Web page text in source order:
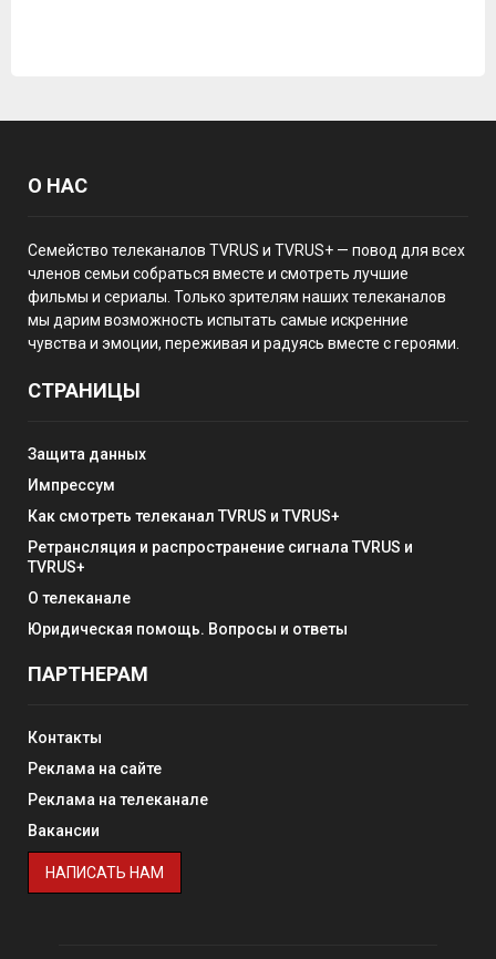
О НАС
Семейство телеканалов TVRUS и TVRUS+ — повод для всех
членов семьи собраться вместе и смотреть лучшие
фильмы и сериалы. Только зрителям наших телеканалов
мы дарим возможность испытать самые искренние
чувства и эмоции, переживая и радуясь вместе с героями.
СТРАНИЦЫ
Защита данных
Импрессум
Как смотреть телеканал TVRUS и TVRUS+
Ретрансляция и распространение сигнала TVRUS и
TVRUS+
О телеканале
Юридическая помощь. Вопросы и ответы
ПАРТНЕРАМ
Контакты
Реклама на сайте
Реклама на телеканале
Вакансии
НАПИСАТЬ НАМ